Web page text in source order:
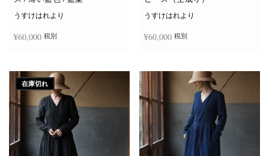
うすけはれより
¥60,000 税別
うすけはれより
¥60,000 税別
在庫切れ